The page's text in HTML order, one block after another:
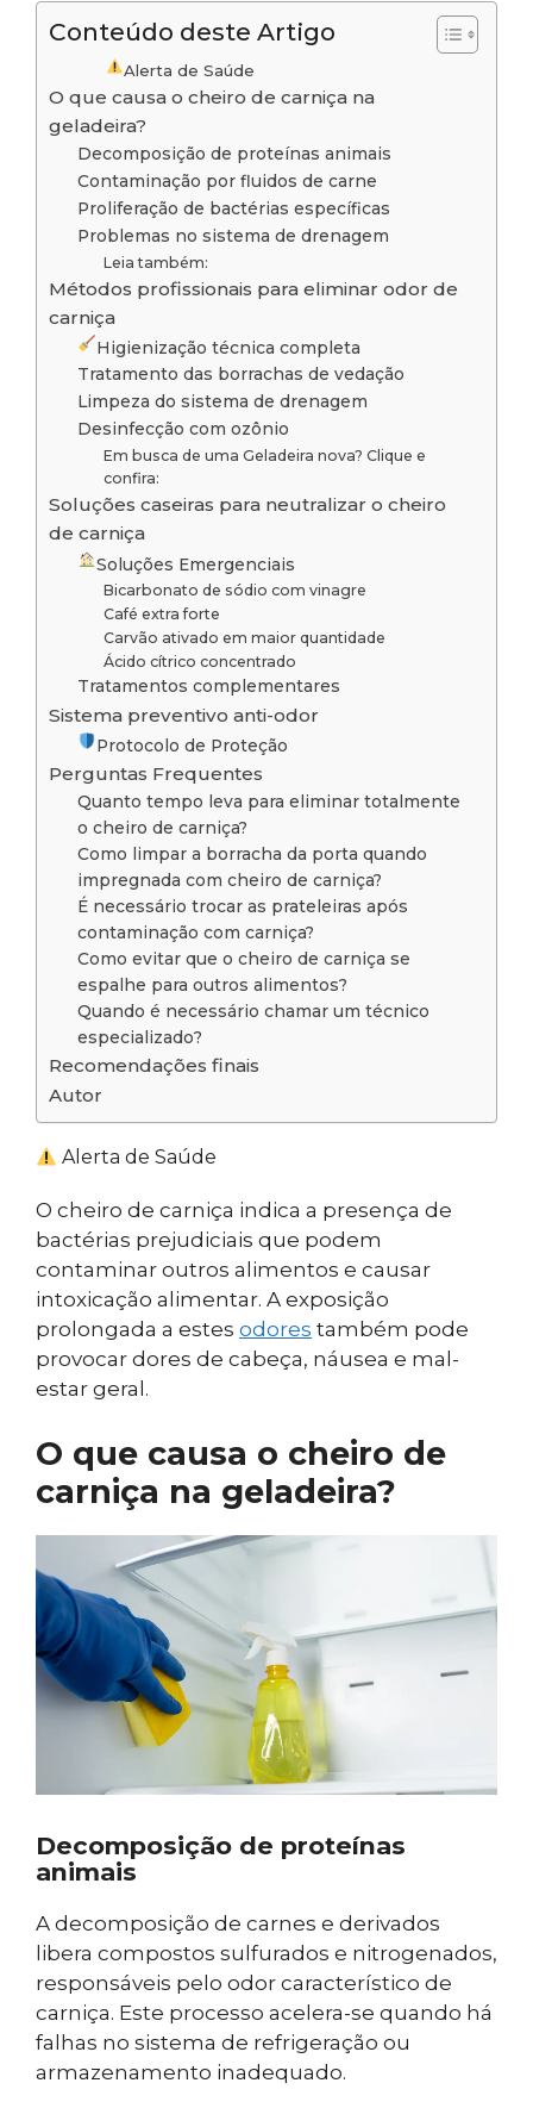
Conteúdo deste Artigo
Alerta de Saúde
O que causa o cheiro de carniça na
geladeira?
Decomposição de proteínas animais
Contaminação por fluidos de carne
Proliferação de bactérias específicas
Problemas no sistema de drenagem
Leia também:
Métodos profissionais para eliminar odor de
carniça
Higienização técnica completa
Tratamento das borrachas de vedação
Limpeza do sistema de drenagem
Desinfecção com ozônio
Em busca de uma Geladeira nova? Clique e
confira:
Soluções caseiras para neutralizar o cheiro
de carniça
Soluções Emergenciais
Bicarbonato de sódio com vinagre
Café extra forte
Carvão ativado em maior quantidade
Ácido cítrico concentrado
Tratamentos complementares
Sistema preventivo anti-odor
Protocolo de Proteção
Perguntas Frequentes
Quanto tempo leva para eliminar totalmente
o cheiro de carniça?
Como limpar a borracha da porta quando
impregnada com cheiro de carniça?
É necessário trocar as prateleiras após
contaminação com carniça?
Como evitar que o cheiro de carniça se
espalhe para outros alimentos?
Quando é necessário chamar um técnico
especializado?
Recomendações finais
Autor
Alerta de Saúde
O cheiro de carniça indica a presença de
bactérias prejudiciais que podem
contaminar outros alimentos e causar
intoxicação alimentar. A exposição
prolongada a estes odores também pode
provocar dores de cabeça, náusea e mal-
estar geral.
O que causa o cheiro de
carniça na geladeira?
Decomposição de proteínas
animais
A decomposição de carnes e derivados
libera compostos sulfurados e nitrogenados,
responsáveis pelo odor característico de
carniça. Este processo acelera-se quando há
falhas no sistema de refrigeração ou
armazenamento inadequado.